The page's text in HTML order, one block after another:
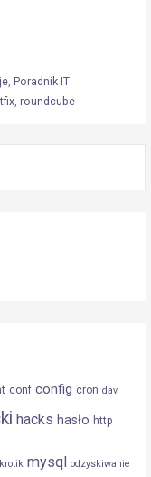
, Poradnik IT
, roundcube
conf config cron dav
hacks hasło http
mysql odzyskiwanie